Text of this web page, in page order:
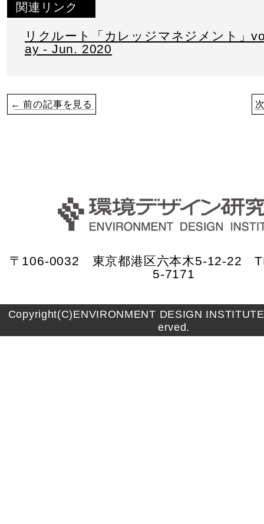
関連リンク
リクルート「カレッジマネジメント」
ay - Jun. 2020
← 前の記事を見る
〒106-0032 東京都港区六本木5-12-22
5-7171
Copyright(C)ENVIRONMENT DESIGN
erved.